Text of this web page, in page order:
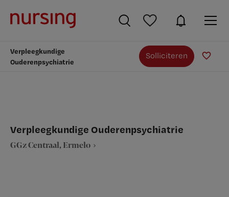
Verpleegkundige
Ouderenpsychiatrie
Solliciteren
Verpleegkundige Ouderenpsychiatrie
GGz Centraal, Ermelo